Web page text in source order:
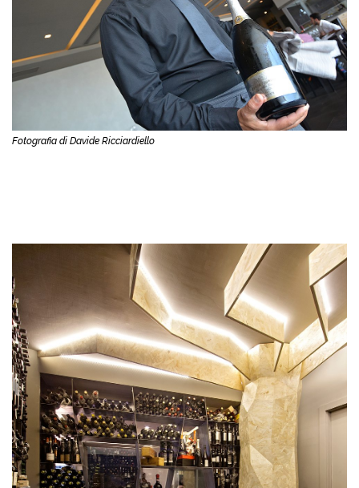
Fotografia di Davide Ricciardiello